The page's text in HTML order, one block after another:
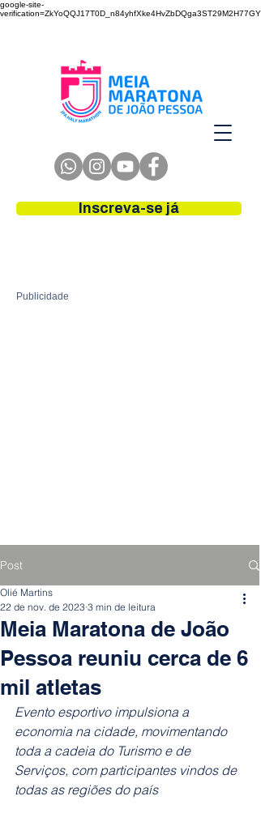
google-site-
verification=ZkYoQQJ17T0D_n84yhfXke4HvZbDQga3ST29M2H77GY
Inscreva-se já
Publicidade
Post
Meia Maratona de João
Pessoa reuniu cerca de 6
mil atletas
Olié Martins
22 de nov. de 2023 3 min de leitura
Evento esportivo impulsiona a
economia na cidade, movimentando
toda a cadeia do Turismo e de
Serviços, com participantes vindos de
todas as regiões do país